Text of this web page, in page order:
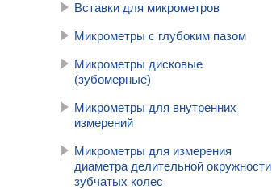
Вставки для микрометров
Микрометры c глубоким пазом
Микрометры дисковые
(зубомерные)
Микрометры для внутренних
измерений
Микрометры для измерения
диаметра делительной окружности
зубчатых колес